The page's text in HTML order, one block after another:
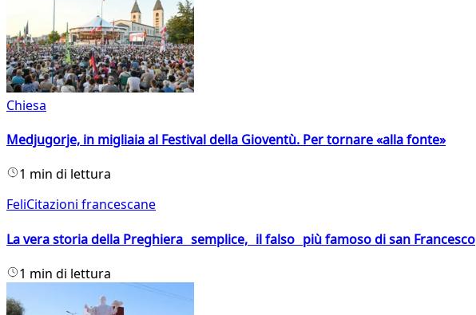
Chiesa
Medjugorje, in migliaia al Festival della Gioventù. Per tornare «alla fonte»
1 min di lettura
FeliCitazioni francescane
La vera storia della Preghiera semplice, il falso più famoso di san Francesco
1 min di lettura